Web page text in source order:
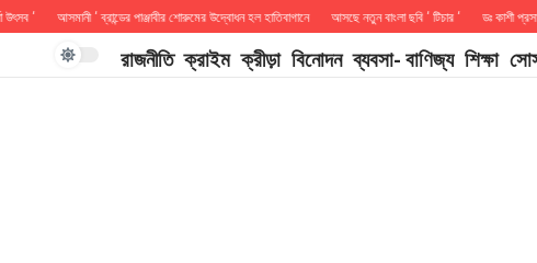
‘ আসমানী ‘ ব্রান্ডের পাঞ্জাবীর শোরুমের উদ্বোধন হল হাতিবাগানে আসছে নতুন বাংলা ছবি ‘ টিচার ‘ ডঃ কাশী প্রসাদ
রাজনীতি ক্রাইম ক্রীড়া বিনোদন ব্যবসা- বাণিজ্য শিক্ষা